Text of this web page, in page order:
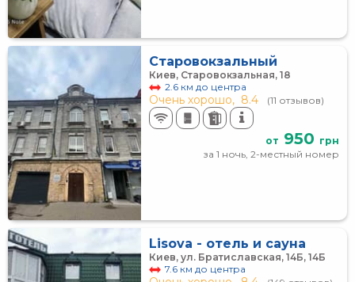
Старовокзальный
Киев, Старовокзальная, 18
2.6 км до центра
Очень хорошо, 8.4 (11 отзывов)
от 950 грн
за 1 ночь, 2-местный номер
Lisova - отель и сауна
Киев, ул. Братиславская, 14Б, 14Б
7.6 км до центра